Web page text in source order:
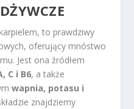
to prawdziwy
oferujący mnóstwo
Jest ona źródłem
C i B6, a także
wapnia, potasu i
znajdziemy